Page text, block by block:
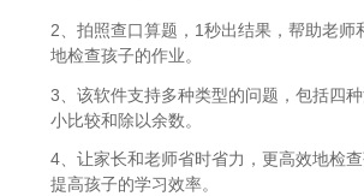
2、拍照查口算题，1秒出结果，帮助老师
地检查孩子的作业。
3、该软件支持多种类型的问题，包括四
小比较和除以余数。
4、让家长和老师省时省力，更高效地检查
提高孩子的学习效率。